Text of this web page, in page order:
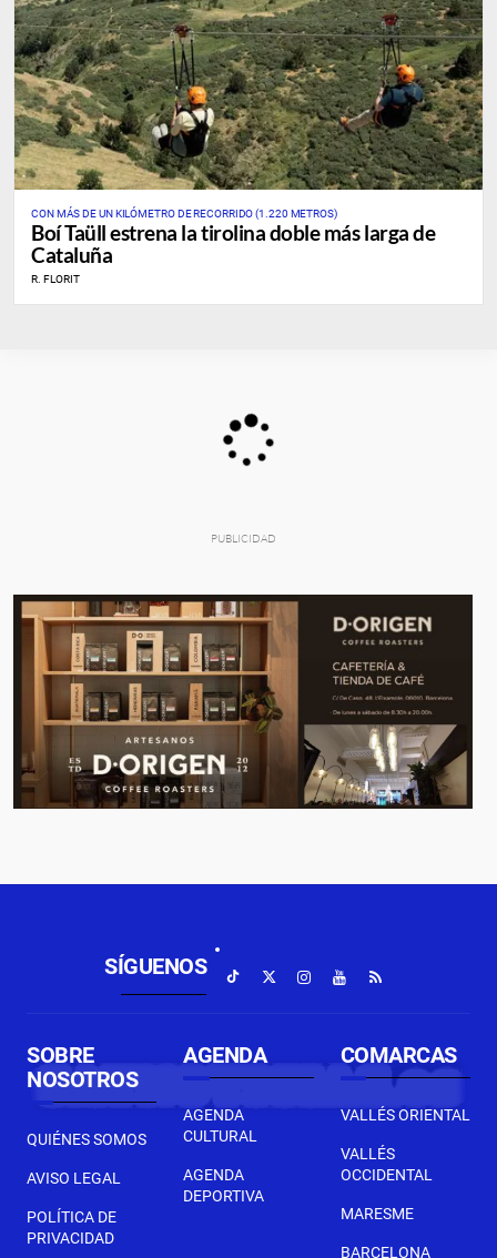
CON MÁS DE UN KILÓMETRO DE RECORRIDO (1.220 METROS)
Boí Taüll estrena la tirolina doble más larga de
Cataluña
R. FLORIT
SÍGUENOS
SOBRE
NOSOTROS
QUIÉNES SOMOS
AVISO LEGAL
POLÍTICA DE
PRIVACIDAD
AGENDA
AGENDA
CULTURAL
AGENDA
DEPORTIVA
COMARCAS
VALLÉS ORIENTAL
VALLÉS
OCCIDENTAL
MARESME
BARCELONA